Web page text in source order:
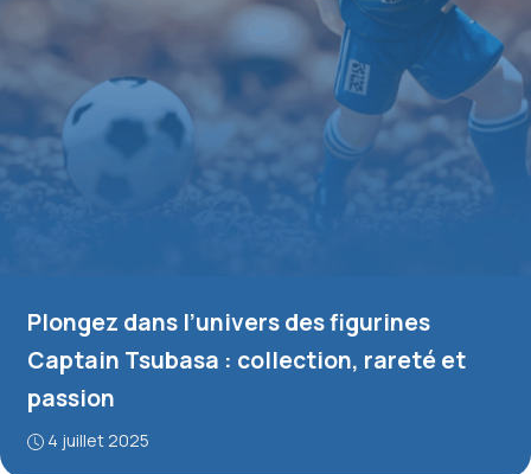
Plongez dans l’univers des figurines
Captain Tsubasa : collection, rareté et
passion
4 juillet 2025